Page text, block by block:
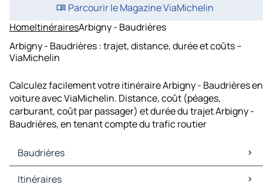
Parcourir le Magazine ViaMichelin
HomeItinérairesArbigny - Baudrières
Arbigny - Baudrières : trajet, distance, durée et coûts –
ViaMichelin
Calculez facilement votre itinéraire Arbigny - Baudrières en
voiture avec ViaMichelin. Distance, coût (péages,
carburant, coût par passager) et durée du trajet Arbigny -
Baudrières, en tenant compte du trafic routier
Baudrières
Baudrières Cartes et plans
Itinéraires